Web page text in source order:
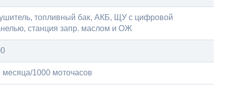
топливный бак, АКБ, ЩУ с цифровой
станция запр. маслом и ОЖ
месяца/1000 моточасов